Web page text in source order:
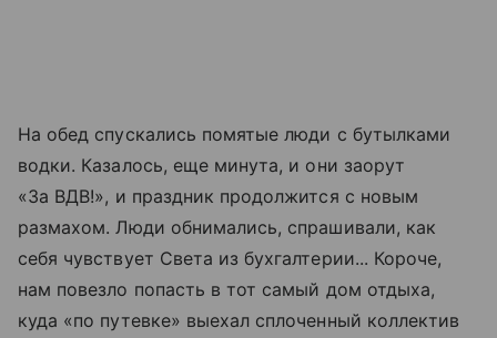
На обед спускались помятые люди с бутылками
водки. Казалось, еще минута, и они заорут
«За ВДВ!», и праздник продолжится с новым
размахом. Люди обнимались, спрашивали, как
себя чувствует Света из бухгалтерии... Короче,
нам повезло попасть в тот самый дом отдыха,
куда «по путевке» выехал сплоченный коллектив